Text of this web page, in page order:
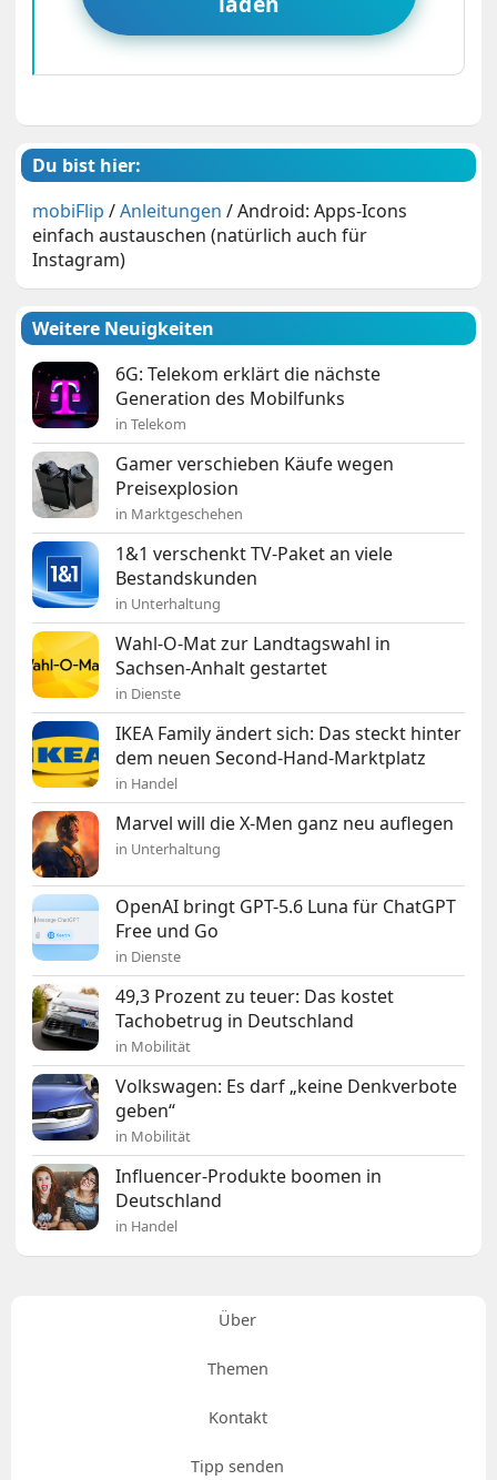
Du bist hier:
mobiFlip /Anleitungen /Android: Apps-Icons
einfach austauschen (natürlich auch für
Instagram)
Weitere Neuigkeiten
6G: Telekom erklärt die nächste
Generation des Mobilfunks
in Telekom
Gamer verschieben Käufe wegen
Preisexplosion
in Marktgeschehen
1&1 verschenkt TV-Paket an viele
Bestandskunden
in Unterhaltung
Wahl-O-Mat zur Landtagswahl in
Sachsen-Anhalt gestartet
in Dienste
IKEA Family ändert sich: Das steckt hinter
dem neuen Second-Hand-Marktplatz
in Handel
Marvel will die X-Men ganz neu auflegen
in Unterhaltung
OpenAI bringt GPT-5.6 Luna für ChatGPT
Free und Go
in Dienste
49,3 Prozent zu teuer: Das kostet
Tachobetrug in Deutschland
in Mobilität
Volkswagen: Es darf „keine Denkverbote
geben“
in Mobilität
Influencer-Produkte boomen in
Deutschland
in Handel
Über
Themen
Kontakt
Tipp senden